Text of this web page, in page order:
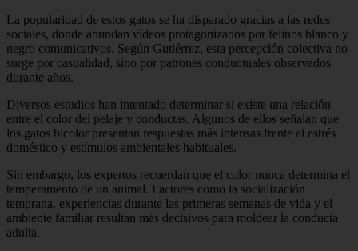
La popularidad de estos gatos se ha disparado gracias a las redes
sociales, donde abundan vídeos protagonizados por felinos blanco y
negro comunicativos. Según Gutiérrez, esta percepción colectiva no
surge por casualidad, sino por patrones conductuales observados
durante años.
Diversos estudios han intentado determinar si existe una relación
entre el color del pelaje y conductas. Algunos de ellos señalan que
los gatos bicolor presentan respuestas más intensas frente al estrés
doméstico y estímulos ambientales habituales.
Sin embargo, los expertos recuerdan que el color nunca determina el
temperamento de un animal. Factores como la socialización
temprana, experiencias durante las primeras semanas de vida y el
ambiente familiar resultan más decisivos para moldear la conducta
adulta.